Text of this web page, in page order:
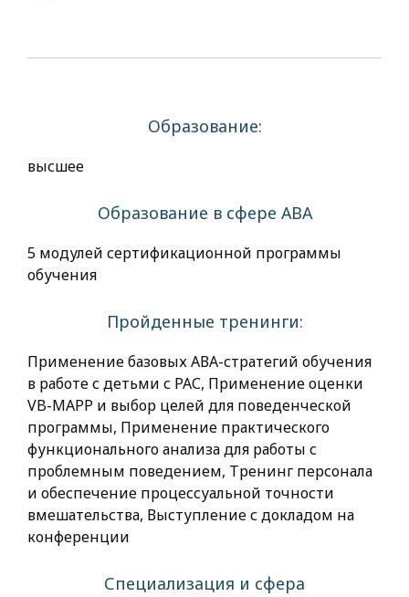
Образование:
высшее
Образование в сфере АВА
5 модулей сертификационной программы
обучения
Пройденные тренинги:
Применение базовых АВА-стратегий обучения
в работе с детьми с РАС, Применение оценки
VB-MAPP и выбор целей для поведенческой
программы, Применение практического
функционального анализа для работы с
проблемным поведением, Тренинг персонала
и обеспечение процессуальной точности
вмешательства, Выступление с докладом на
конференции
Специализация и сфера